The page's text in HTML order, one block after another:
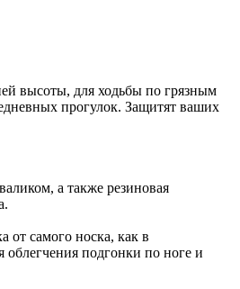
высоты, для ходьбы по грязным
прогулок. Защитят ваших
а также резиновая
самого носка, как в
облегчения подгонки по ноге и